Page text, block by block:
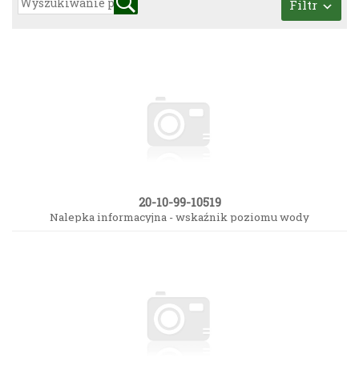
Filtr
20-10-99-10519
Nalepka informacyjna - wskaźnik poziomu wody